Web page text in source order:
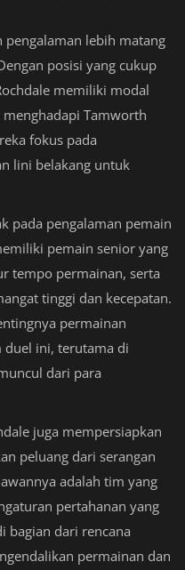
pengalaman lebih matang
posisi yang cukup
memiliki modal
Tamworth
fokus pada
lini belakang untuk
pada pengalaman pemain
pemain senior yang
tempo permainan, serta
tinggi dan kecepatan.
permainan
ini, terutama di
dari para
juga mempersiapkan
peluang dari serangan
adalah tim yang
pertahanan yang
bagian dari rencana
permainan dan